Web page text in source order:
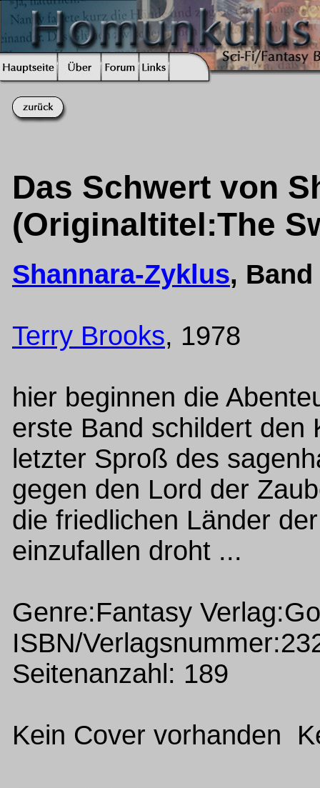
Das Schwert von
(Originaltitel:The
Shannara-Zyklus,
Terry Brooks, 1978
hier beginnen die
erste Band schildert den
letzter Sproß des
gegen den Lord der
die friedlichen Länder
einzufallen droht ...
Genre:Fantasy
ISBN/
Seitenanzahl: 189
Kein Cover vorhanden